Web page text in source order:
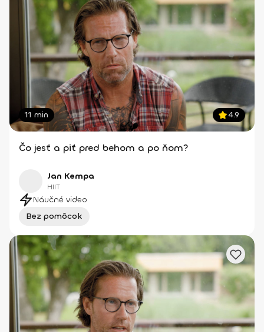
11 min 4.9
Čo jesť a piť pred behom a po ňom?
Jan Kempa
HIIT
Náučné video
Bez pomôcok